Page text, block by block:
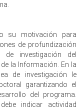
su motivación para
de profundización
investigación del
la Información. En la
de investigación le
garantizando el
del programa.
indicar actividad